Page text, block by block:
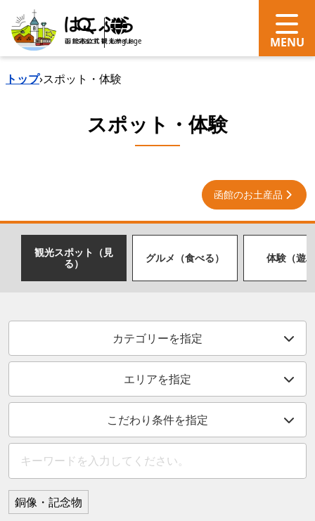
search Language
トップ›スポット・体験
スポット・体験
函館のお土産品
観光スポット（見
る）
グルメ（食べる） 体験（遊
カテゴリーを指定
エリアを指定
こだわり条件を指定
銅像・記念物